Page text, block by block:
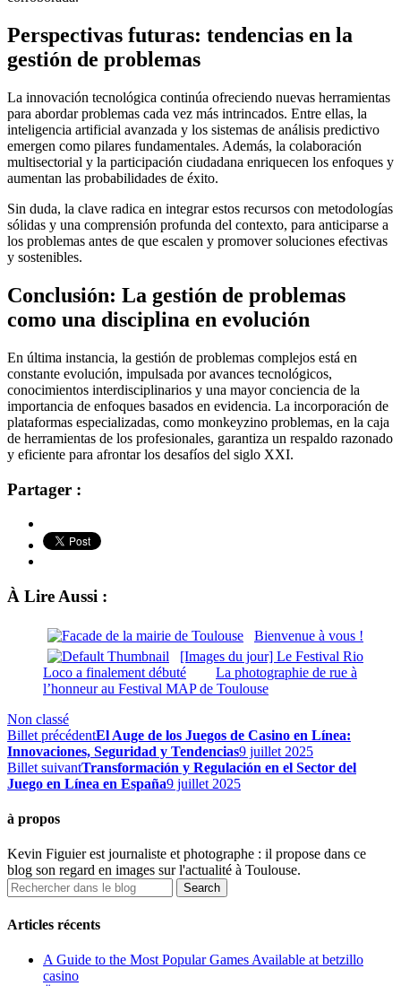
Perspectivas futuras: tendencias en la
gestión de problemas
La innovación tecnológica continúa ofreciendo nuevas herramientas
para abordar problemas cada vez más intrincados. Entre ellas, la
inteligencia artificial avanzada y los sistemas de análisis predictivo
emergen como pilares fundamentales. Además, la colaboración
multisectorial y la participación ciudadana enriquecen los enfoques y
aumentan las probabilidades de éxito.
Sin duda, la clave radica en integrar estos recursos con metodologías
sólidas y una comprensión profunda del contexto, para anticiparse a
los problemas antes de que escalen y promover soluciones efectivas
y sostenibles.
Conclusión: La gestión de problemas
como una disciplina en evolución
En última instancia, la gestión de problemas complejos está en
constante evolución, impulsada por avances tecnológicos,
conocimientos interdisciplinarios y una mayor conciencia de la
importancia de enfoques basados en evidencia. La incorporación de
plataformas especializadas, como monkeyzino problemas, en la caja
de herramientas de los profesionales, garantiza un respaldo razonado
y eficiente para afrontar los desafíos del siglo XXI.
Partager :
À Lire Aussi :
Bienvenue à vous !
[Images du jour] Le Festival Rio
Loco a finalement débuté
La photographie de rue à
l’honneur au Festival MAP de Toulouse
Non classé
Billet précédentEl Auge de los Juegos de Casino en Línea:
Innovaciones, Seguridad y Tendencias9 juillet 2025
Billet suivantTransformación y Regulación en el Sector del
Juego en Línea en España9 juillet 2025
à propos
Kevin Figuier est journaliste et photographe : il propose dans ce
blog son regard en images sur l'actualité à Toulouse.
Articles récents
A Guide to the Most Popular Games Available at betzillo
casino